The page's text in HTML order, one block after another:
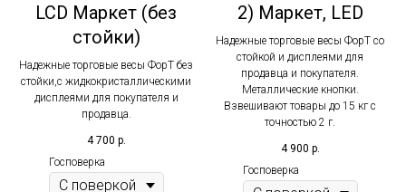
LCD Маркет (без
стойки)
Надежные торговые весы ФорТ без
стойки,с жидкокристаллическими
дисплеями для покупателя и
продавца.
4 700 р.
Госповерка
2) Маркет, LED
Надежные торговые весы ФорТ со
стойкой и дисплеями для
продавца и покупателя.
Металлические кнопки.
Взвешивают товары до 15 кг с
точностью 2 г.
4 900 р.
Госповерка